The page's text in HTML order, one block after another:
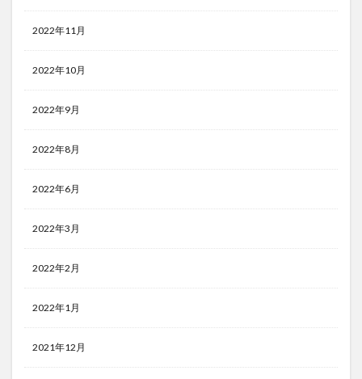
2022年11月
2022年10月
2022年9月
2022年8月
2022年6月
2022年3月
2022年2月
2022年1月
2021年12月